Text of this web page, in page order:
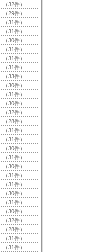
（32件）
（29件）
（31件）
（31件）
（30件）
（31件）
（31件）
（31件）
（33件）
（30件）
（31件）
（30件）
（32件）
（28件）
（31件）
（31件）
（30件）
（31件）
（30件）
（31件）
（31件）
（30件）
（31件）
（30件）
（32件）
（28件）
（31件）
（31件）